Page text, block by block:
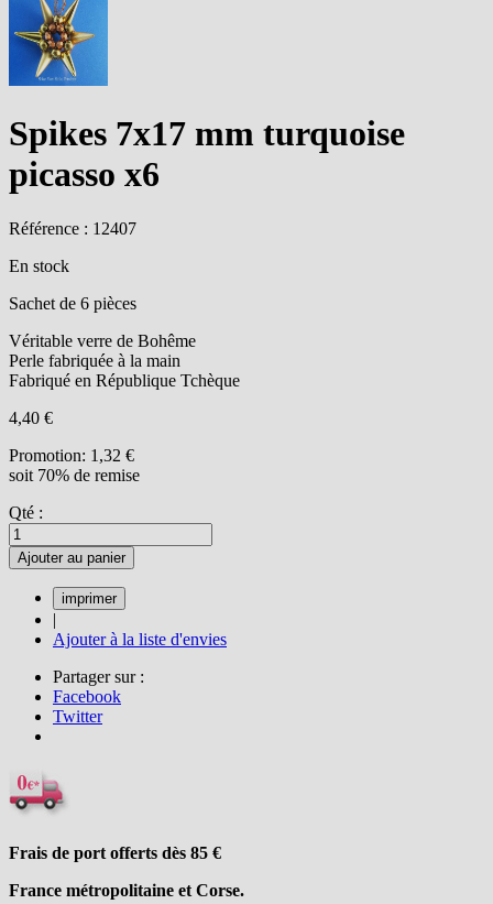
Spikes 7x17 mm turquoise
picasso x6
Référence : 12407
En stock
Sachet de 6 pièces
Véritable verre de Bohême
Perle fabriquée à la main
Fabriqué en République Tchèque
4,40 €
Promotion: 1,32 €
soit 70% de remise
Qté :
Ajouter au panier
|
Ajouter à la liste d'envies
Partager sur :
Facebook
Twitter
Frais de port offerts dès 85 €
France métropolitaine et Corse.